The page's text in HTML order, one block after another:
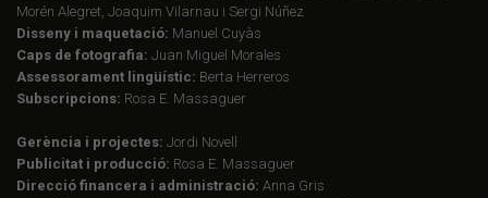
Morén Alegret, Joaquim Vilarnau i Sergi Núñez
Disseny i maquetació: Manuel Cuyàs
Caps de fotografia: Juan Miguel Morales
Assessorament lingüístic: Berta Herreros
Subscripcions: Rosa E. Massaguer
Gerència i projectes: Jordi Novell
Publicitat i producció: Rosa E. Massaguer
Direcció financera i administració: Anna Gris